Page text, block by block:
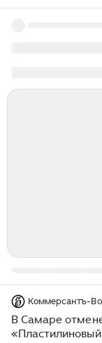
Коммерсантъ-
В Самаре